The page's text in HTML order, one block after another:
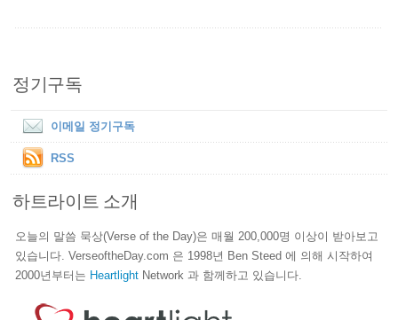
정기구독
이메일 정기구독
RSS
하트라이트 소개
오늘의 말씀 묵상(Verse of the Day)은 매월 200,000명 이상이 받아보고
있습니다. VerseoftheDay.com 은 1998년 Ben Steed 에 의해 시작하여
2000년부터는 Heartlight Network 과 함께하고 있습니다.